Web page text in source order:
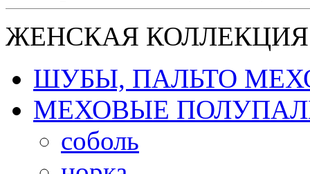
ЖЕНСКАЯ КОЛЛЕКЦИЯ
ШУБЫ, ПАЛЬТО
МЕХОВЫЕ
соболь